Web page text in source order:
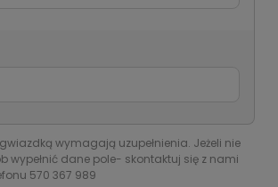
wymagają uzupełnienia. Jeżeli nie
wypełnić dane pole- skontaktuj się z nami
570 367 989